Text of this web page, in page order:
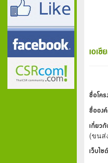
เอเ
ชื่อโค
ชื่ออง
เกี่ยว
(ขนส่
เว็บไซ